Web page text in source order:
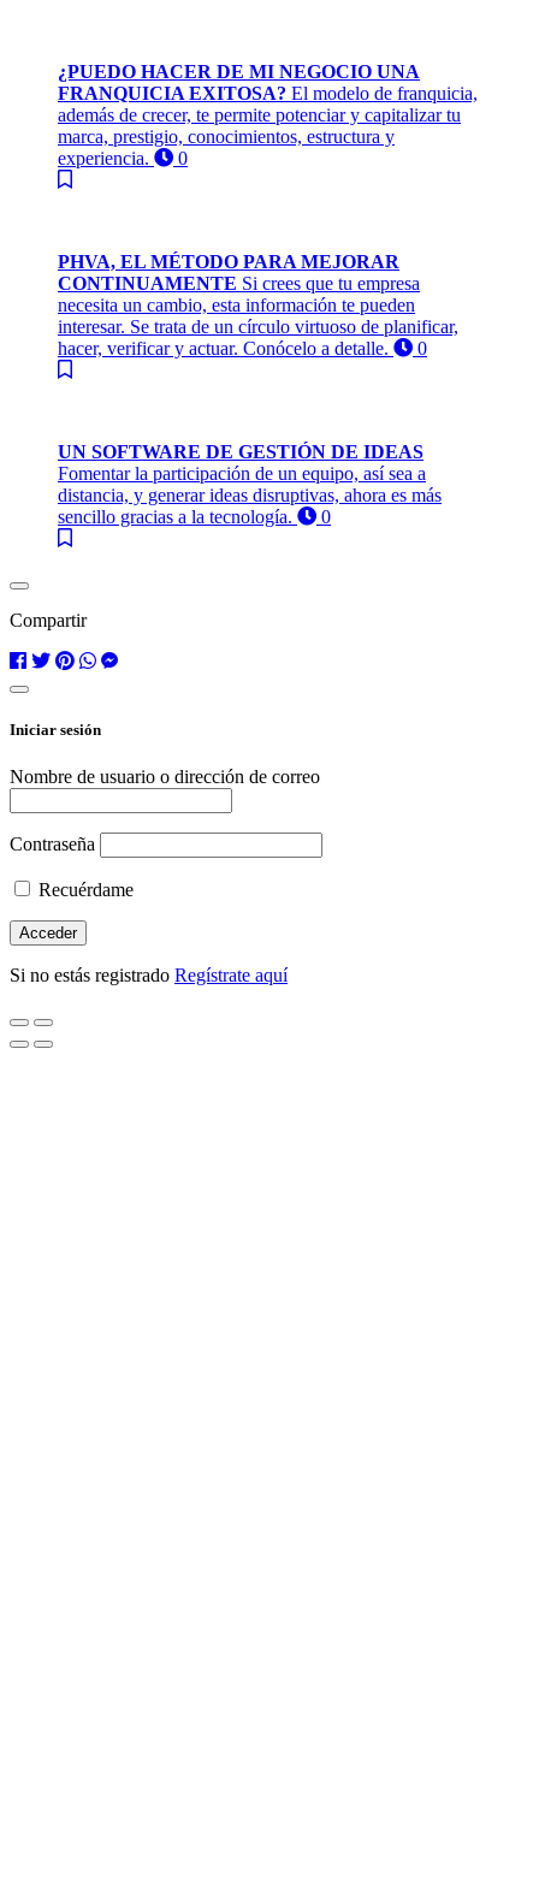
¿PUEDO HACER DE MI NEGOCIO UNA
FRANQUICIA EXITOSA? El modelo de franquicia,
además de crecer, te permite potenciar y capitalizar tu
marca, prestigio, conocimientos, estructura y
experiencia.
0
PHVA, EL MÉTODO PARA MEJORAR
CONTINUAMENTE Si crees que tu empresa
necesita un cambio, esta información te pueden
interesar. Se trata de un círculo virtuoso de planificar,
hacer, verificar y actuar. Conócelo a detalle.
0
UN SOFTWARE DE GESTIÓN DE IDEAS
Fomentar la participación de un equipo, así sea a
distancia, y generar ideas disruptivas, ahora es más
sencillo gracias a la tecnología.
0
Compartir
Iniciar sesión
Nombre de usuario o dirección de correo
Contraseña
Recuérdame
Si no estás registrado Regístrate aquí